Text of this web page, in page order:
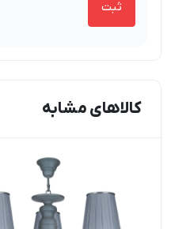
کالاهای مشابه